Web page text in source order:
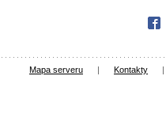
Mapa serveru | Kontakty |